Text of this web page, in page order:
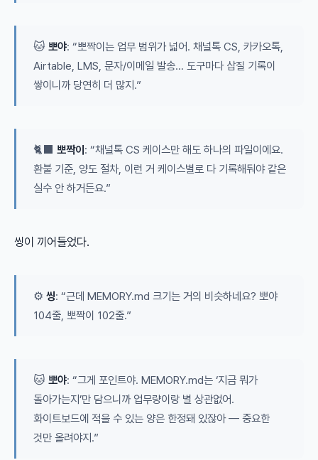
🐱 뽀야: “뽀짝이는 업무 범위가 넓어. 채널톡 CS, 카카오톡,
Airtable, LMS, 문자/이메일 발송… 도구마다 삽질 기록이
쌓이니까 당연히 더 많지.”
🐈‍⬛ 뽀짝이: “채널톡 CS 케이스만 해도 하나의 파일이에요.
환불 기준, 양도 절차, 이런 거 케이스별로 다 기록해둬야 같은
실수 안 하거든요.”
씽이 끼어들었다.
⚙️ 씽: “근데 MEMORY.md 크기는 거의 비슷하네요? 뽀야
104줄, 뽀짝이 102줄.”
🐱 뽀야: “그게 포인트야. MEMORY.md는 ‘지금 뭐가
돌아가는지’만 담으니까 업무량이랑 별 상관없어.
화이트보드에 적을 수 있는 양은 한정돼 있잖아 — 중요한
것만 올려야지.”